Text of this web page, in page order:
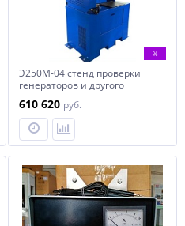
%
Э250М-04 стенд проверки
генераторов и другого
610 620 руб.